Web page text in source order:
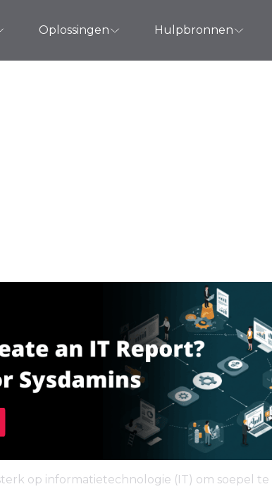
Oplossingen Hulpbronnen
op informatietechnologie (IT) om soepel te